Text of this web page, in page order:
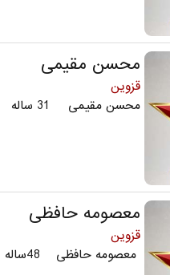
محسن مقیمی
قزوین
محسن مقیمی 31 ساله قزوین
معصومه حافظی
قزوین
معصومه حافظی 48ساله قزوین